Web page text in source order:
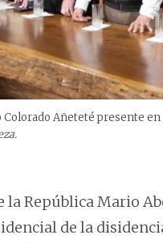
Colorado Añeteté presente
la República Mario
de la